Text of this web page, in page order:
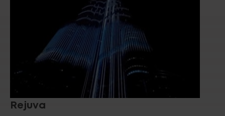
Rejuva